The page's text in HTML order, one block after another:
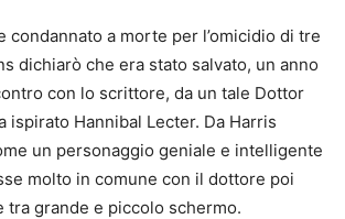
condannato a morte per l’omicidio di tre
dichiarò che era stato salvato, un anno
con lo scrittore, da un tale Dottor
ispirato Hannibal Lecter. Da Harris
un personaggio geniale e intelligente
molto in comune con il dottore poi
tra grande e piccolo schermo.